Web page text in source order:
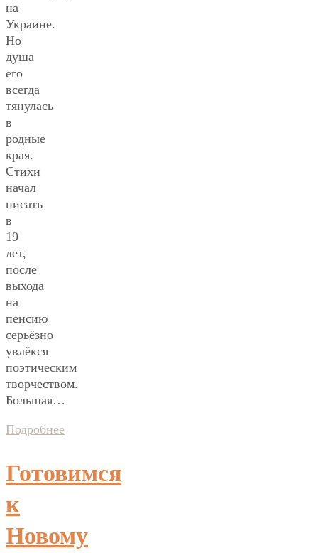
на
Украине.
Но
душа
его
всегда
тянулась
в
родные
края.
Стихи
начал
писать
в
19
лет,
после
выхода
на
пенсию
серьёзно
увлёкся
поэтическим
творчеством.
Большая…
Подробнее
Готовимся
к
Новому